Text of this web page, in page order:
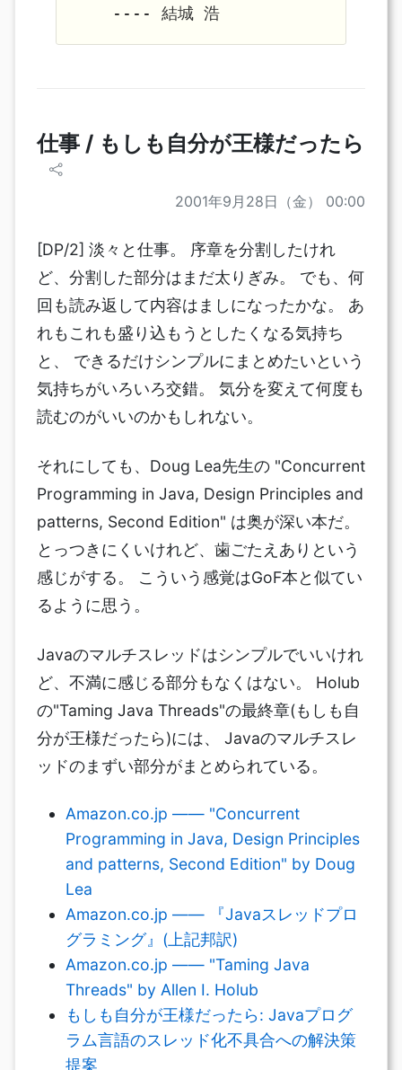
    ---- 結城 浩
仕事 / もしも自分が王様だったら
2001年9月28日（金） 00:00
[DP/2] 淡々と仕事。 序章を分割したけれ
ど、分割した部分はまだ太りぎみ。 でも、何
回も読み返して内容はましになったかな。 あ
れもこれも盛り込もうとしたくなる気持ち
と、 できるだけシンプルにまとめたいという
気持ちがいろいろ交錯。 気分を変えて何度も
読むのがいいのかもしれない。
それにしても、Doug Lea先生の "Concurrent
Programming in Java, Design Principles and
patterns, Second Edition" は奥が深い本だ。
とっつきにくいけれど、歯ごたえありという
感じがする。 こういう感覚はGoF本と似てい
るように思う。
Javaのマルチスレッドはシンプルでいいけれ
ど、不満に感じる部分もなくはない。 Holub
の"Taming Java Threads"の最終章(もしも自
分が王様だったら)には、 Javaのマルチスレ
ッドのまずい部分がまとめられている。
Amazon.co.jp —— "Concurrent
Programming in Java, Design Principles
and patterns, Second Edition" by Doug
Lea
Amazon.co.jp —— 『Javaスレッドプロ
グラミング』(上記邦訳)
Amazon.co.jp —— "Taming Java
Threads" by Allen I. Holub
もしも自分が王様だったら: Javaプログ
ラム言語のスレッド化不具合への解決策
提案